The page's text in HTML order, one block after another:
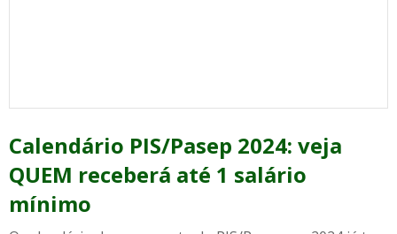
Calendário PIS/Pasep 2024: veja
QUEM receberá até 1 salário
mínimo